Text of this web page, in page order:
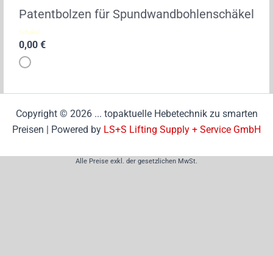
Copyright © 2026 ... topaktuelle Hebetechnik zu smarten
Preisen | Powered by
Alle Preise exkl. der gesetzlichen MwSt.